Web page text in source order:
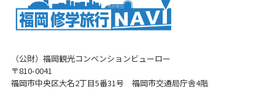
（公財）福岡観光コンベンションビューロー
〒810-0041
福岡市中央区大名2丁目5番31号 福岡市交通局庁舎4階